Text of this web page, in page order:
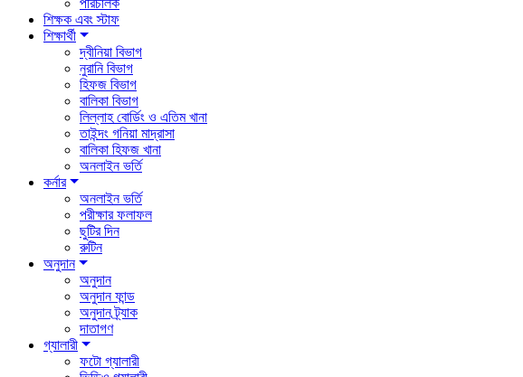
পরিচালক
শিক্ষক এবং স্টাফ
শিক্ষার্থী
দ্বীনিয়া বিভাগ
নুরানি বিভাগ
হিফজ বিভাগ
বালিকা বিভাগ
লিল্লাহ বোর্ডিং ও এতিম খানা
তাইন্দং গনিয়া মাদ্রাসা
বালিকা হিফজ খানা
অনলাইন ভর্তি
কর্নার
অনলাইন ভর্তি
পরীক্ষার ফলাফল
ছুটির দিন
রুটিন
অনুদান
অনুদান
অনুদান ফান্ড
অনুদান ট্র্যাক
দাতাগণ
গ্যালারী
ফটো গ্যালারী